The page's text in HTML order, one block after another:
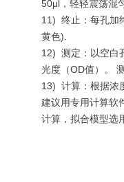
50μl，轻轻震荡混
11) 终止：每孔加
黄色).
12) 测定：以空白
光度（OD值）。
13) 计算：根据浓
建议用专用计算软
计算，拟合模型选